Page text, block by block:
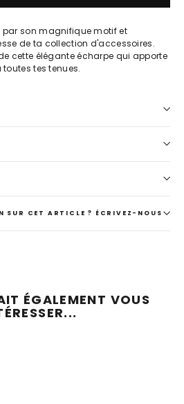
par son magnifique motif et
de ta collection d'accessoires.
cette élégante écharpe qui apporte
tes tenues.
SUR CET ARTICLE ? ÉCRIVEZ-NOUS
ÉGALEMENT VOUS